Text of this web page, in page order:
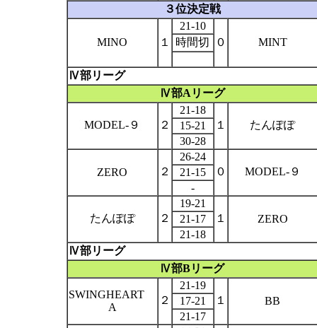
３位決定戦
MINO １
21-10
０
MINT
時間切
Ⅳ部リーグ
Ⅳ部A リーグ
MODEL- ９ ２
21-18
１
たんぽぽ
15-21
30-28
ZERO ２
26-24
０
MODEL-９
21-15
-
たんぽぽ ２
19-21
１
ZERO
21-17
21-18
Ⅳ部リーグ
Ⅳ部Bリーグ
SWINGHEART
A
２
21-19
１
BB
17-21
21-17